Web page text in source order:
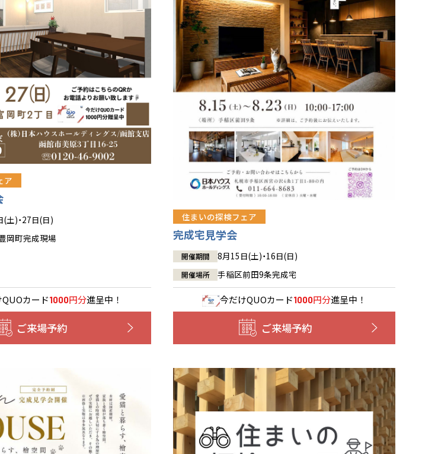
ア
土)・27日(日)
岡町完成現場
QUOカード1000円分進呈中！
ご来場予約
住まいの探検フェア
完成宅見学会
開催期間 8月15日(土)・16日(日)
開催場所 手稲区前田9条完成宅
今だけQUOカード1000円分進呈中！
ご来場予約